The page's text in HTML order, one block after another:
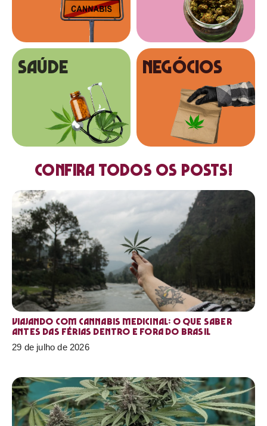
SAÚDE NEGÓCIOS
Confira todos os posts!
Viajando com cannabis medicinal: o que saber
antes das férias dentro e fora do Brasil
29 de julho de 2026